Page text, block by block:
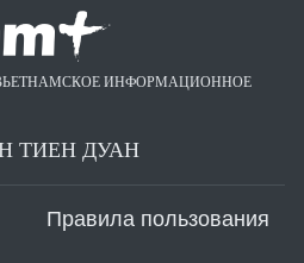
ИНФОРМАЦИОННОЕ
ТИЕН ДУАН
Правила пользования